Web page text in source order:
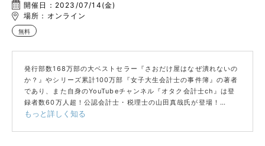
開催日：2023/07/14(金)
場所：オンライン
無料
発行部数168万部の大ベストセラー『さおだけ屋はなぜ潰れないの
か？』やシリーズ累計100万部『女子大生会計士の事件簿』の著者
であり、また自身のYouTubeチャンネル『オタク会計士ch』は登
録者数60万人超！公認会計士・税理士の山田真哉氏が登場！
数字嫌いの人には難しく感じてしまう経営者にとって必要な「数
もっと詳しく知る